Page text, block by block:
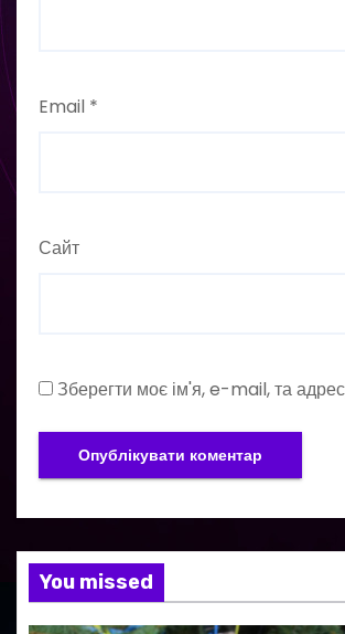
Email *
Сайт
Зберегти моє ім'я, e-mail, та
You missed